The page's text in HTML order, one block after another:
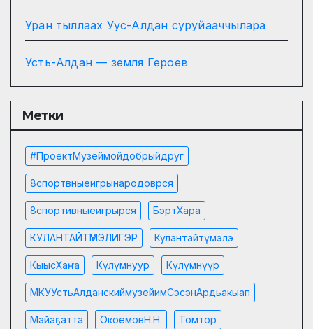
Уран тыллаах Уус-Алдан суруйааччылара
Усть-Алдан — земля Героев
Метки
#проектМузеймойдобрыйдруг
8спортвныеигрынародоврся
8спортивныеигрырся БэртХара
КУЛАНТАЙТҮМЭЛИГЭР Кулантайтүмэлэ
КыысХаҥа Күлүмнуур Күлүмнүүр
МКУУстьАлданскиймузейимСэсэнАрдьакыап
Майаҕатта ОкоемовН.Н. Томтор